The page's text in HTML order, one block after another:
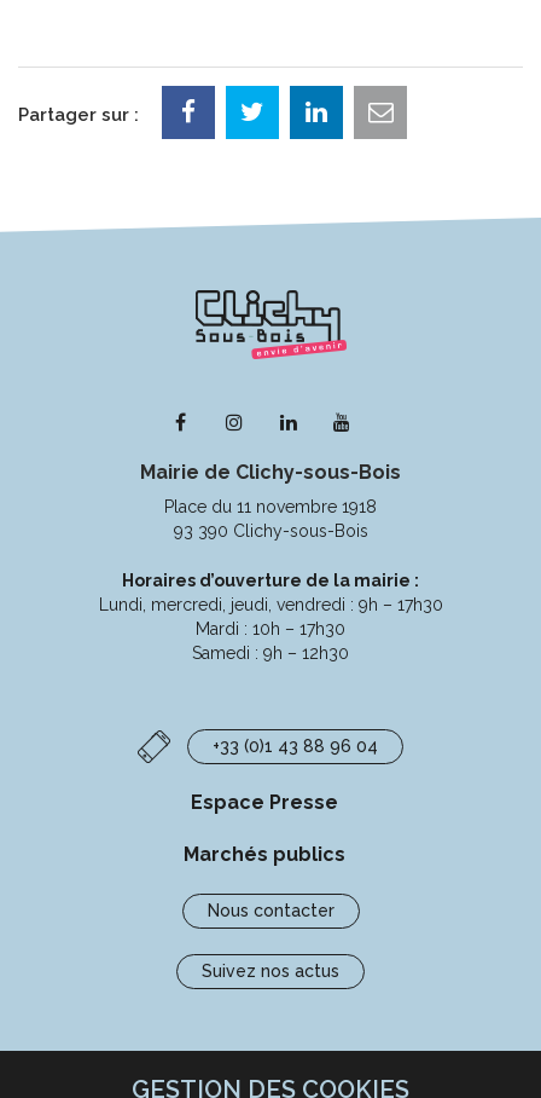
Partager sur :
Lien
le
compte
Facebook
Lien
le
compte
Instagram
Lien
le
compte
Linkedin
la
chaîne
Youtube
Mairie de Clichy-sous-Bois
Place du 11 novembre 1918
93 390 Clichy-sous-Bois
Horaires d’ouverture de la mairie :
Lundi, mercredi, jeudi, vendredi : 9h – 17h30
Mardi : 10h – 17h30
Samedi : 9h – 12h30
+33 (0)1 43 88 96 04
Espace Presse
Marchés publics
Nous contacter
Suivez nos actus
GESTION DES COOKIES